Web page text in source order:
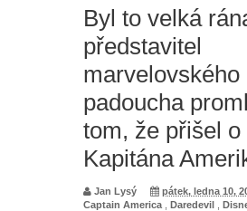
/
MCU Novinky
představitel marvelovského
promluvil o tom, že přišel o
Ameriky
Byl to velká
představitel
marvelovského
padoucha
tom, že přišel o
Kapitána
Jan Lysý
pátek, ledna 10,
Captain America
Daredevil